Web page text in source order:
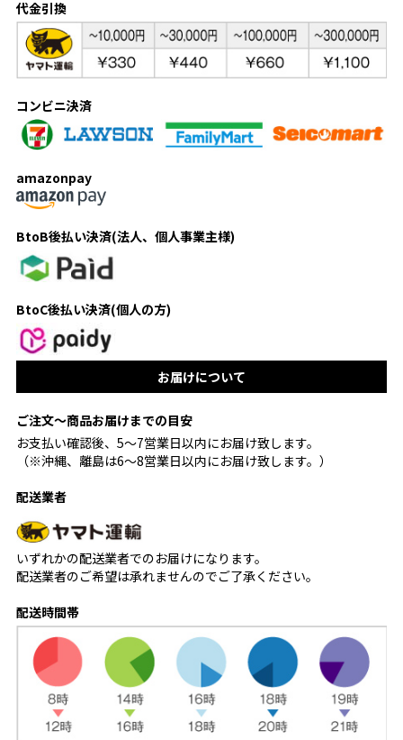
代金引換
コンビニ決済
amazonpay
BtoB後払い決済(法人、個人事業主様)
BtoC後払い決済(個人の方)
お届けについて
ご注文〜商品お届けまでの目安
お支払い確認後、5〜7営業日以内にお届け致します。
（※沖縄、離島は6〜8営業日以内にお届け致します。）
配送業者
いずれかの配送業者でのお届けになります。
配送業者のご希望は承れませんのでご了承ください。
配送時間帯